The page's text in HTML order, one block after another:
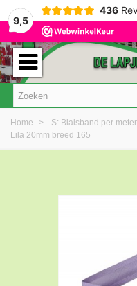
9,5
436
Home > S: Biaisband per meter
Lila 20mm breed 165